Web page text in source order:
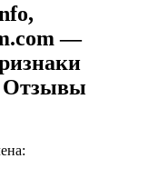
—
Отзывы